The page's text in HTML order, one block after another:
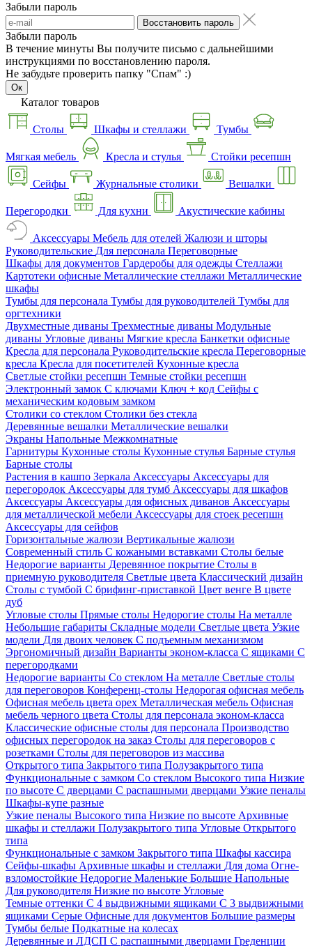
Забыли пароль
Восстановить пароль
Забыли пароль
В течение минуты Вы получите письмо с дальнейшими
инструкциями по восстановлению пароля.
Не забудьте проверить папку "Спам" :)
Ок
Каталог товаров
Столы Шкафы и стеллажи Тумбы
Мягкая мебель Кресла и стулья Стойки ресепшн
Сейфы Журнальные столики Вешалки
Перегородки Для кухни Акустические кабины
Аксессуары Мебель для отелей Жалюзи и шторы
Руководительские Для персонала Переговорные
Шкафы для документов Гардеробы для одежды Стеллажи
Картотеки офисные Металлические стеллажи Металлические
шкафы
Тумбы для персонала Тумбы для руководителей Тумбы для
оргтехники
Двухместные диваны Трехместные диваны Модульные
диваны Угловые диваны Мягкие кресла Банкетки офисные
Кресла для персонала Руководительские кресла Переговорные
кресла Кресла для посетителей Кухонные кресла
Светлые стойки ресепшн Темные стойки ресепшн
Электронный замок С ключами Ключ + код Сейфы с
механическим кодовым замком
Столики со стеклом Столики без стекла
Деревянные вешалки Металлические вешалки
Экраны Напольные Межкомнатные
Гарнитуры Кухонные столы Кухонные стулья Барные стулья
Барные столы
Растения в кашпо Зеркала Аксессуары Аксессуары для
перегородок Аксессуары для тумб Аксессуары для шкафов
Аксессуары Аксессуары для офисных диванов Аксессуары
для металлической мебели Аксессуары для стоек ресепшн
Аксессуары для сейфов
Горизонтальные жалюзи Вертикальные жалюзи
Современный стиль С кожаными вставками Столы белые
Недорогие варианты Деревянное покрытие Столы в
приемную руководителя Светлые цвета Классический дизайн
Столы с тумбой С брифинг-приставкой Цвет венге В цвете
дуб
Угловые столы Прямые столы Недорогие столы На металле
Небольшие габариты Складные модели Светлые цвета Узкие
модели Для двоих человек С подъемным механизмом
Эргономичный дизайн Варианты эконом-класса С ящиками С
перегородками
Недорогие варианты Со стеклом На металле Светлые столы
для переговоров Конференц-столы Недорогая офисная мебель
Офисная мебель цвета орех Металлическая мебель Офисная
мебель черного цвета Столы для персонала эконом-класса
Классические офисные столы для персонала Производство
офисных перегородок на заказ Столы для переговоров с
розетками Столы для переговоров из массива
Открытого типа Закрытого типа Полузакрытого типа
Функциональные с замком Со стеклом Высокого типа Низкие
по высоте С дверцами С распашными дверцами Узкие пеналы
Шкафы-купе разные
Узкие пеналы Высокого типа Низкие по высоте Архивные
шкафы и стеллажи Полузакрытого типа Угловые Открытого
типа
Функциональные с замком Закрытого типа Шкафы кассира
Сейфы-шкафы Архивные шкафы и стеллажи Для дома Огне-
взломостойкие Недорогие Маленькие Большие Напольные
Для руководителя Низкие по высоте Угловые
Темные оттенки С 4 выдвижными ящиками С 3 выдвижными
ящиками Серые Офисные для документов Большие размеры
Тумбы белые Подкатные на колесах
Деревянные и ЛДСП С распашными дверцами Греденции